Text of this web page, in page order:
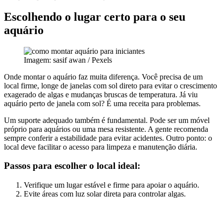
Escolhendo o lugar certo para o seu
aquário
Imagem: sasif awan / Pexels
Onde montar o aquário faz muita diferença. Você precisa de um
local firme, longe de janelas com sol direto para evitar o crescimento
exagerado de algas e mudanças bruscas de temperatura. Já viu
aquário perto de janela com sol? É uma receita para problemas.
Um suporte adequado também é fundamental. Pode ser um móvel
próprio para aquários ou uma mesa resistente. A gente recomenda
sempre conferir a estabilidade para evitar acidentes. Outro ponto: o
local deve facilitar o acesso para limpeza e manutenção diária.
Passos para escolher o local ideal:
Verifique um lugar estável e firme para apoiar o aquário.
Evite áreas com luz solar direta para controlar algas.